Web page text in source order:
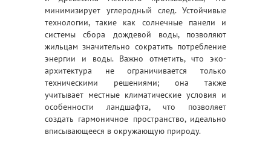
минимизирует углеродный след. Устойчивые
технологии, такие как солнечные панели и
системы сбора дождевой воды, позволяют
жильцам значительно сократить потребление
энергии и воды. Важно отметить, что эко-
архитектура не ограничивается только
техническими решениями; она также
учитывает местные климатические условия и
особенности ландшафта, что позволяет
создать гармоничное пространство, идеально
вписывающееся в окружающую природу.